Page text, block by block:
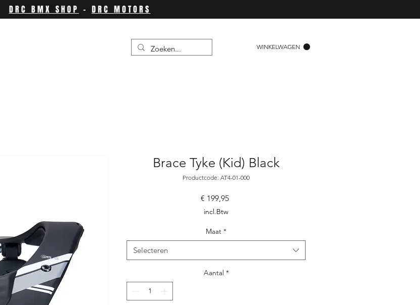
DRC BMX SHOP - DRC MOTORS
WINKELWAGEN
Brace Tyke (Kid) Black
Productcode: AT4-01-000
€ 199,95Prijs
incl.Btw
Maat *
Selecteren
Aantal *